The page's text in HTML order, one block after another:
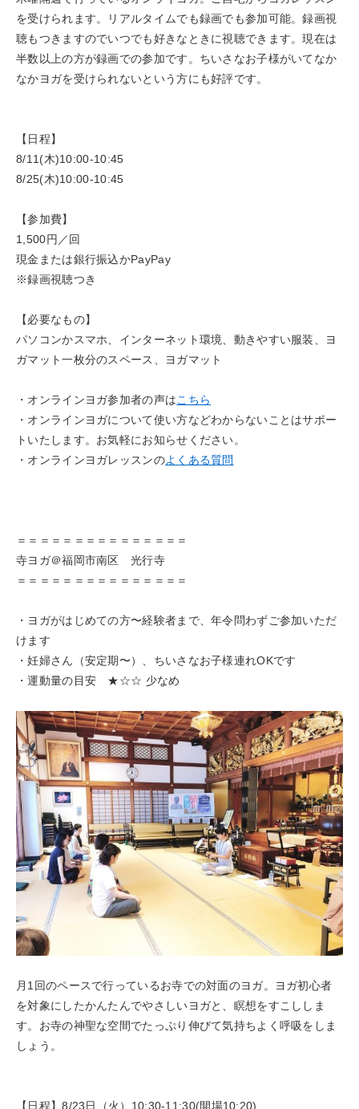
を受けられます。リアルタイムでも録画でも参加可能。録画視
聴もつきますのでいつでも好きなときに視聴できます。現在は
半数以上の方が録画での参加です。ちいさなお子様がいてなか
なかヨガを受けられないという方にも好評です。
【日程】
8/11(木)10:00-10:45
8/25(木)10:00-10:45
【参加費】
1,500円／回
現金または銀行振込かPayPay
※録画視聴つき
【必要なもの】
パソコンかスマホ、インターネット環境、動きやすい服装、ヨ
ガマット一枚分のスペース、ヨガマット
・オンラインヨガ参加者の声はこちら
・オンラインヨガについて使い方などわからないことはサポー
トいたします。お気軽にお知らせください。
・オンラインヨガレッスンのよくある質問
＝＝＝＝＝＝＝＝＝＝＝＝＝＝＝
寺ヨガ＠福岡市南区 光行寺
＝＝＝＝＝＝＝＝＝＝＝＝＝＝＝
・ヨガがはじめての方〜経験者まで、年令問わずご参加いただ
けます
・妊婦さん（安定期〜）、ちいさなお子様連れOKです
・運動量の目安 ★☆☆ 少なめ
月1回のペースで行っているお寺での対面のヨガ。ヨガ初心者
を対象にしたかんたんでやさしいヨガと、瞑想をすこししま
す。お寺の神聖な空間でたっぷり伸びて気持ちよく呼吸をしま
しょう。
【日程】8/23日（火）10:30-11:30(開場10:20)